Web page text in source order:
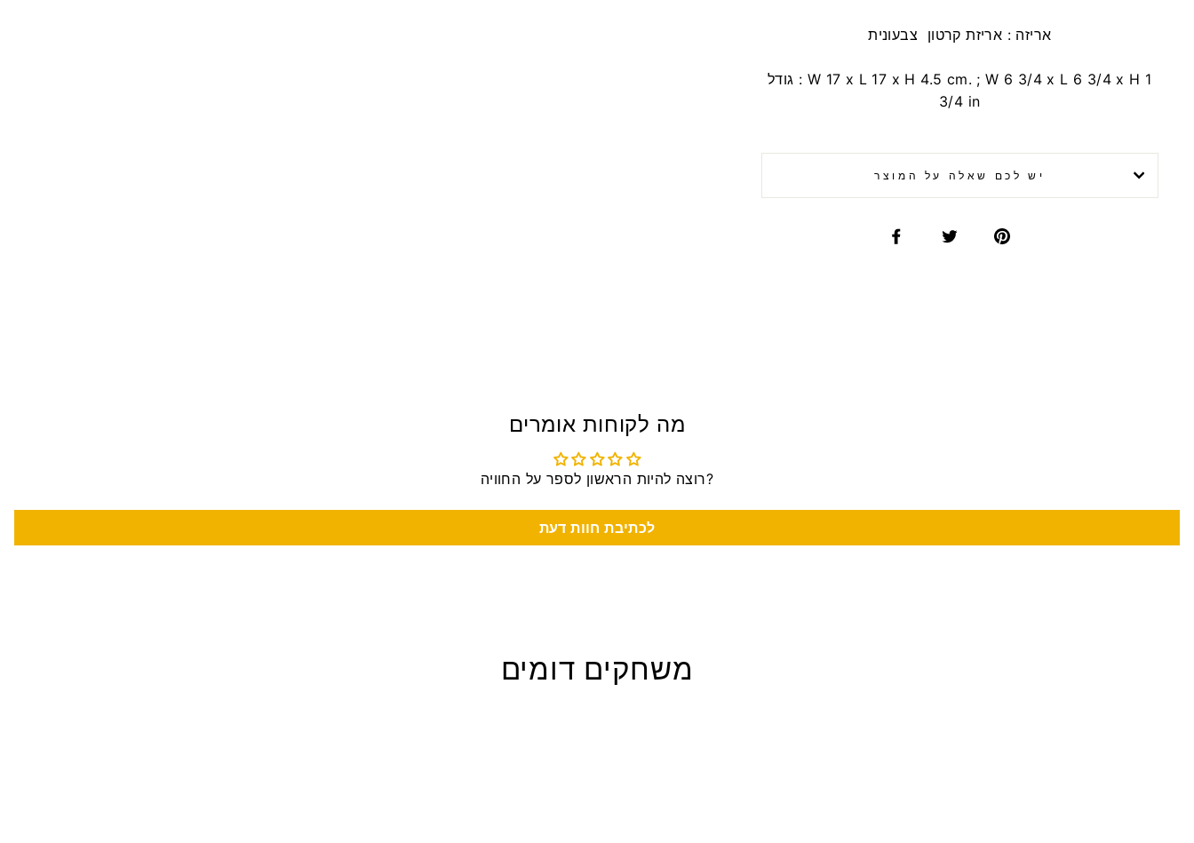
אריזה : אריזת קרטון צבעונית
גודל : W 17 x L 17 x H 4.5 cm. ; W 6 3/4 x L 6 3/4 x H 1
3/4 in
יש לכם שאלה על המוצר
מה לקוחות אומרים
רוצה להיות הראשון לספר על החוויה?
לכתיבת חוות דעת
משחקים דומים